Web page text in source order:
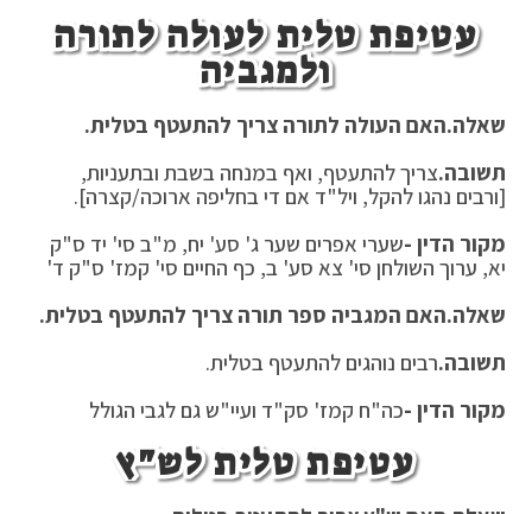
עטיפת טלית לעולה לתורה
ולמגביה
שאלה.האם העולה לתורה צריך להתעטף בטלית.
תשובה.צריך להתעטף, ואף במנחה בשבת ובתעניות,
[ורבים נהגו להקל, ויל"ד אם די בחליפה ארוכה/קצרה].
מקור הדין -שערי אפרים שער ג' סע' יח, מ"ב סי' יד ס"ק
יא, ערוך השולחן סי' צא סע' ב, כף החיים סי' קמז' ס"ק ד'
שאלה.האם המגביה ספר תורה צריך להתעטף בטלית.
תשובה.רבים נוהגים להתעטף בטלית.
מקור הדין -כה"ח קמז' סק"ד ועיי"ש גם לגבי הגולל
עטיפת טלית לש"ץ